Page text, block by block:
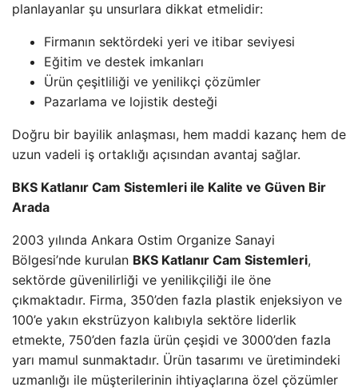
planlayanlar şu unsurlara dikkat etmelidir:
Firmanın sektördeki yeri ve itibar seviyesi
Eğitim ve destek imkanları
Ürün çeşitliliği ve yenilikçi çözümler
Pazarlama ve lojistik desteği
Doğru bir bayilik anlaşması, hem maddi kazanç hem de
uzun vadeli iş ortaklığı açısından avantaj sağlar.
BKS Katlanır Cam Sistemleri ile Kalite ve Güven Bir
Arada
2003 yılında Ankara Ostim Organize Sanayi
Bölgesi’nde kurulan BKS Katlanır Cam Sistemleri,
sektörde güvenilirliği ve yenilikçiliği ile öne
çıkmaktadır. Firma, 350’den fazla plastik enjeksiyon ve
100’e yakın ekstrüzyon kalıbıyla sektöre liderlik
etmekte, 750’den fazla ürün çeşidi ve 3000’den fazla
yarı mamul sunmaktadır. Ürün tasarımı ve üretimindeki
uzmanlığı ile müşterilerinin ihtiyaçlarına özel çözümler